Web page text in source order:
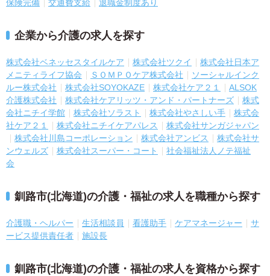
保険完備 交通費支給 退職金制度あり
企業から介護の求人を探す
株式会社ベネッセスタイルケア 株式会社ツクイ
株式会社日本ア
メニティライフ協会
ＳＯＭＰＯケア株式会社
ソーシャルインク
ルー株式会社
株式会社SOYOKAZE 株式会社ケア２１
ALSOK
介護株式会社
株式会社ケアリッツ・アンド・パートナーズ
株式
会社ニチイ学館
株式会社ソラスト 株式会社やさしい手
株式会
社ケア２１
株式会社ニチイケアパレス
株式会社サンガジャパン
株式会社川島コーポレーション
株式会社アンビス
株式会社サ
ンウェルズ
株式会社スーパー・コート
社会福祉法人ノテ福祉
会
釧路市(北海道)の介護・福祉の求人を職種から探す
介護職・ヘルパー 生活相談員 看護助手 ケアマネージャー
サ
ービス提供責任者
施設長
釧路市(北海道)の介護・福祉の求人を資格から探す